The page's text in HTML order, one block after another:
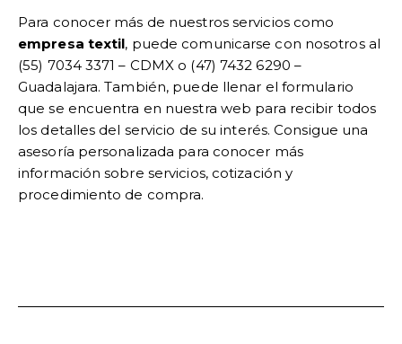
Para conocer más de nuestros servicios como
empresa textil, puede comunicarse con nosotros al
(55) 7034 3371 – CDMX o (47) 7432 6290 –
Guadalajara. También, puede llenar el formulario
que se encuentra en nuestra web para recibir todos
los detalles del servicio de su interés. Consigue una
asesoría personalizada para conocer más
información sobre servicios, cotización y
procedimiento de compra.